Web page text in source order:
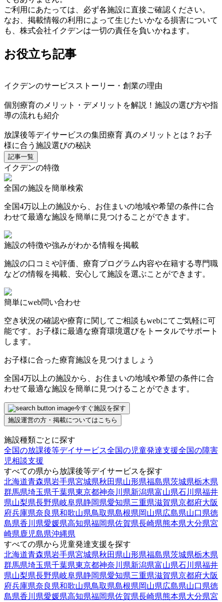
ご利用にあたっては、必ず各施設に直接ご確認ください。
なお、掲載情報の利用によって生じたいかなる損害について
も、株式会社イクデンは一切の責任を負いかねます。
お役立ち記事
イクデンのサービスストーリー・創業の理由
個別療育のメリット・デメリットを解説！施設の選び方や指
導の流れも紹介
放課後等デイサービスの集団療育 真のメリットとは？お子
様に合う施設選びの秘訣
記事一覧
イクデンの特徴
全国の施設を簡単検索
全国4万以上の施設から、お住まいの地域や希望の条件に合
わせて最適な施設を簡単に見つけることができます。
施設の特徴や強みがわかる情報を掲載
施設の口コミや評価、療育プログラム内容や在籍する専門職
などの情報を掲載、安心して施設を選ぶことができます。
簡単にweb問い合わせ
空き状況の確認や療育に関してご相談もwebにてご気軽に可
能です。お子様に最適な療育環境選びをトータルでサポート
します。
お子様に合った療育施設を見つけましょう
全国4万以上の施設から、お住まいの地域や希望の条件に合
わせて最適な施設を簡単に見つけることができます。
今すぐ施設を探す
施設運営の方・掲載についてはこちら
施設種類ごとに探す
全国の放課後等デイサービス全国の児童発達支援全国の障害
児相談支援
すべての県から放課後等デイサービスを探す
北海道青森県岩手県宮城県秋田県山形県福島県茨城県栃木県
群馬県埼玉県千葉県東京都神奈川県新潟県富山県石川県福井
県山梨県長野県岐阜県静岡県愛知県三重県滋賀県京都府大阪
府兵庫県奈良県和歌山県鳥取県島根県岡山県広島県山口県徳
島県香川県愛媛県高知県福岡県佐賀県長崎県熊本県大分県宮
崎県鹿児島県沖縄県
すべての県から児童発達支援を探す
北海道青森県岩手県宮城県秋田県山形県福島県茨城県栃木県
群馬県埼玉県千葉県東京都神奈川県新潟県富山県石川県福井
県山梨県長野県岐阜県静岡県愛知県三重県滋賀県京都府大阪
府兵庫県奈良県和歌山県鳥取県島根県岡山県広島県山口県徳
島県香川県愛媛県高知県福岡県佐賀県長崎県熊本県大分県宮